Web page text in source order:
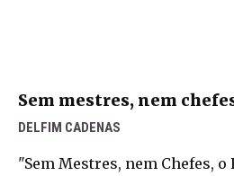
Sem mestres, nem
DELFIM CADENAS
"Sem Mestres, nem Chefes, o